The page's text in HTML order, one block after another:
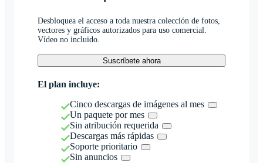
Desbloquea el acceso a toda nuestra colección de fotos,
vectores y gráficos autorizados para uso comercial.
Vídeo no incluido.
Suscríbete ahora
El plan incluye:
Cinco descargas de imágenes al mes
Un paquete por mes
Sin atribución requerida
Descargas más rápidas
Soporte prioritario
Sin anuncios